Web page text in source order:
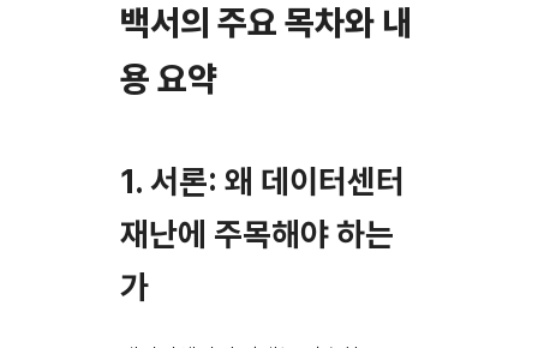
백서의 주요 목차와 내
용 요약
1. 서론: 왜 데이터센터
재난에 주목해야 하는
가